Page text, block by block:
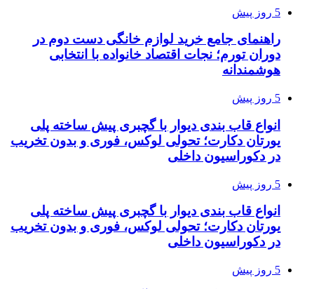
5 روز پیش
راهنمای جامع خرید لوازم خانگی دست دوم در
دوران تورم؛ نجات اقتصاد خانواده با انتخابی
هوشمندانه
5 روز پیش
انواع قاب بندی دیوار با گچبری پیش ساخته پلی
یورتان دکارت؛ تحولی لوکس، فوری و بدون تخریب
در دکوراسیون داخلی
5 روز پیش
انواع قاب بندی دیوار با گچبری پیش ساخته پلی
یورتان دکارت؛ تحولی لوکس، فوری و بدون تخریب
در دکوراسیون داخلی
5 روز پیش